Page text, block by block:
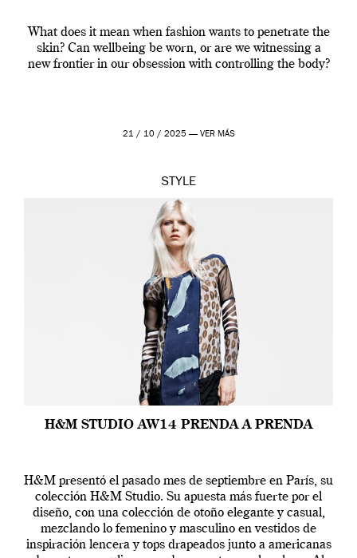
What does it mean when fashion wants to penetrate the
skin? Can wellbeing be worn, or are we witnessing a
new frontier in our obsession with controlling the body?
21 / 10 / 2025 — VER MÁS
STYLE
H&M STUDIO AW14 PRENDA A PRENDA
H&M presentó el pasado mes de septiembre en París, su
colección H&M Studio. Su apuesta más fuerte por el
diseño, con una colección de otoño elegante y casual,
mezclando lo femenino y masculino en vestidos de
inspiración lencera y tops drapeados junto a americanas